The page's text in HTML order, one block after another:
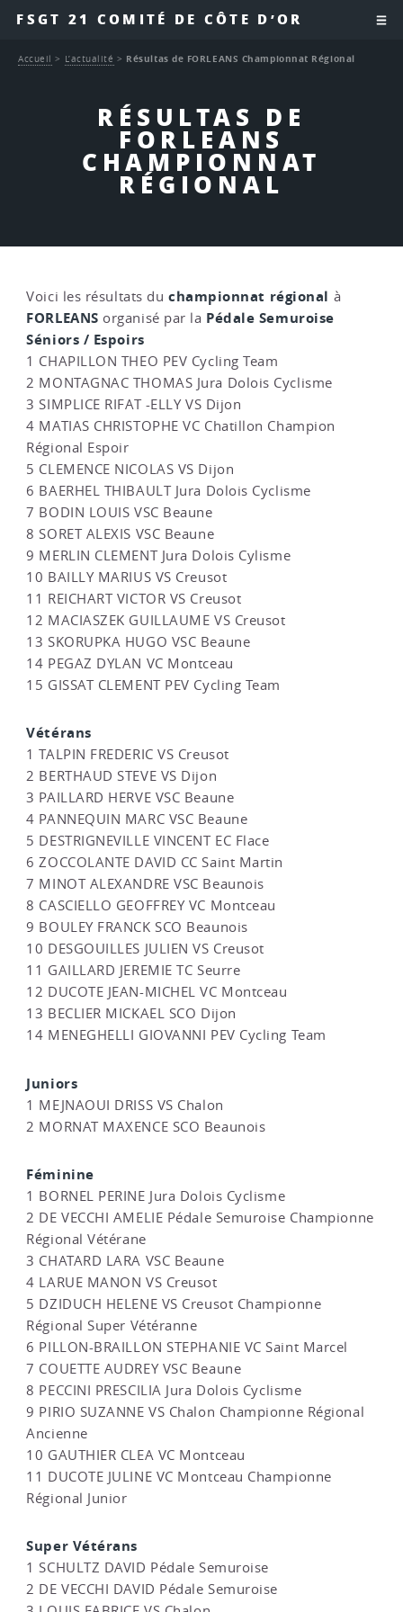
FSGT 21 COMITÉ DE CÔTE D’OR
RÉSULTAS DE
FORLEANS
CHAMPIONNAT
RÉGIONAL
Accueil > L’actualité > Résultas de FORLEANS Championnat Régional
Voici les résultats du championnat régional à
FORLEANS organisé par la Pédale Semuroise
Séniors / Espoirs
1 CHAPILLON THEO PEV Cycling Team
2 MONTAGNAC THOMAS Jura Dolois Cyclisme
3 SIMPLICE RIFAT -ELLY VS Dijon
4 MATIAS CHRISTOPHE VC Chatillon Champion
Régional Espoir
5 CLEMENCE NICOLAS VS Dijon
6 BAERHEL THIBAULT Jura Dolois Cyclisme
7 BODIN LOUIS VSC Beaune
8 SORET ALEXIS VSC Beaune
9 MERLIN CLEMENT Jura Dolois Cylisme
10 BAILLY MARIUS VS Creusot
11 REICHART VICTOR VS Creusot
12 MACIASZEK GUILLAUME VS Creusot
13 SKORUPKA HUGO VSC Beaune
14 PEGAZ DYLAN VC Montceau
15 GISSAT CLEMENT PEV Cycling Team
Vétérans
1 TALPIN FREDERIC VS Creusot
2 BERTHAUD STEVE VS Dijon
3 PAILLARD HERVE VSC Beaune
4 PANNEQUIN MARC VSC Beaune
5 DESTRIGNEVILLE VINCENT EC Flace
6 ZOCCOLANTE DAVID CC Saint Martin
7 MINOT ALEXANDRE VSC Beaunois
8 CASCIELLO GEOFFREY VC Montceau
9 BOULEY FRANCK SCO Beaunois
10 DESGOUILLES JULIEN VS Creusot
11 GAILLARD JEREMIE TC Seurre
12 DUCOTE JEAN-MICHEL VC Montceau
13 BECLIER MICKAEL SCO Dijon
14 MENEGHELLI GIOVANNI PEV Cycling Team
Juniors
1 MEJNAOUI DRISS VS Chalon
2 MORNAT MAXENCE SCO Beaunois
Féminine
1 BORNEL PERINE Jura Dolois Cyclisme
2 DE VECCHI AMELIE Pédale Semuroise Championne
Régional Vétérane
3 CHATARD LARA VSC Beaune
4 LARUE MANON VS Creusot
5 DZIDUCH HELENE VS Creusot Championne
Régional Super Vétéranne
6 PILLON-BRAILLON STEPHANIE VC Saint Marcel
7 COUETTE AUDREY VSC Beaune
8 PECCINI PRESCILIA Jura Dolois Cyclisme
9 PIRIO SUZANNE VS Chalon Championne Régional
Ancienne
10 GAUTHIER CLEA VC Montceau
11 DUCOTE JULINE VC Montceau Championne
Régional Junior
Super Vétérans
1 SCHULTZ DAVID Pédale Semuroise
2 DE VECCHI DAVID Pédale Semuroise